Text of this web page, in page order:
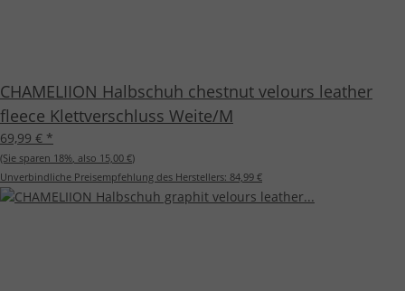
CHAMELIION Halbschuh chestnut velours leather
fleece Klettverschluss Weite/M
69,99 € *
(Sie sparen 18%, also 15,00 €)
Unverbindliche Preisempfehlung des Herstellers: 84,99 €